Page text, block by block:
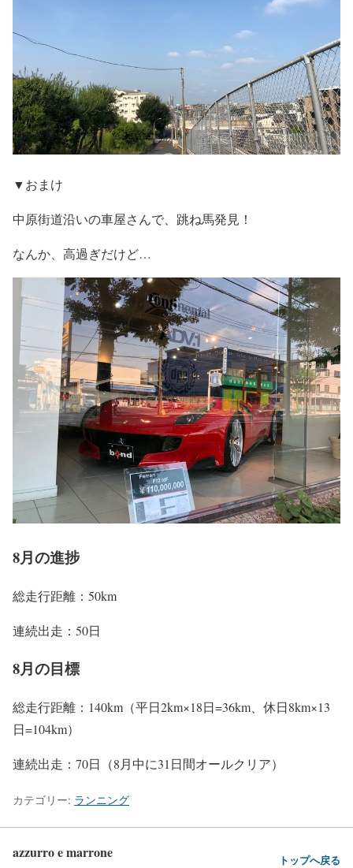
▼おまけ
中原街道沿いの車屋さんで、跳ね馬発見！
なんか、高過ぎだけど…
8月の進捗
総走行距離：50km
連続出走：50日
8月の目標
総走行距離：140km（平日2km×18日=36km、休日8km×13
日=104km）
連続出走：70日（8月中に31日間オールクリア）
カテゴリー: ランニング
azzurro e marrone トップへ戻る